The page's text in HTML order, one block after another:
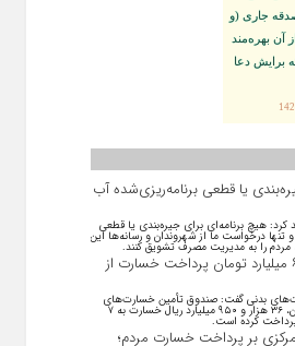
جارى (و
آن بهره‏‌مند
برايش دعا
یا قطعی برنامه‌ریزی‌شده آب
هیچ برنامه‌ای برای جیره‌بندی یا قطعی
تنها درخواست ما از شهروندان و رسانه‌ها این
مردم را به مدیریت مصرف تشویق کنند.
پرداخت ۳ هزار و ۶۹۵ میلیارد تومان پرداخت خسارت از
بدنی گفت: صندوق تأمین خسارت‌های
بدنی از ابتدای سال ۱۴۰۵ تاکنون، ۳۶ هزار و ۹۵۰ میلیارد ریال خسارت به ۷
بر پرداخت خسارت مردم؛